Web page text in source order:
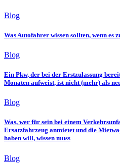
Blog
Was Autofahrer wissen sollten, wenn es
Blog
Ein Pkw, der bei der Erstzulassung
Monaten aufweist, ist nicht (mehr) als
Blog
Was, wer für sein bei einem
Ersatzfahrzeug anmietet und die
haben will, wissen muss
Blog